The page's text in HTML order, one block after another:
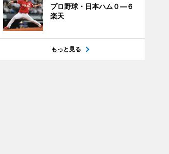
プロ野球・日本ハム０―６
楽天
もっと見る